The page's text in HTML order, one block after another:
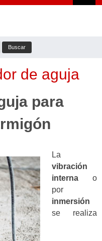
de aguja
para
La
vibración
interna o
por
inmersión
se realiza